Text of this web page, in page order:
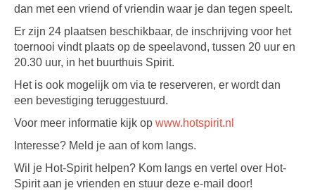
dan met een vriend of vriendin waar je dan tegen speelt.
Er zijn 24 plaatsen beschikbaar, de inschrijving voor het
toernooi vindt plaats op de speelavond, tussen 20 uur en
20.30 uur, in het buurthuis Spirit.
Het is ook mogelijk om via te reserveren, er wordt dan
een bevestiging teruggestuurd.
Voor meer informatie kijk op www.hotspirit.nl
Interesse? Meld je aan of kom langs.
Wil je Hot-Spirit helpen? Kom langs en vertel over Hot-
Spirit aan je vrienden en stuur deze e-mail door!